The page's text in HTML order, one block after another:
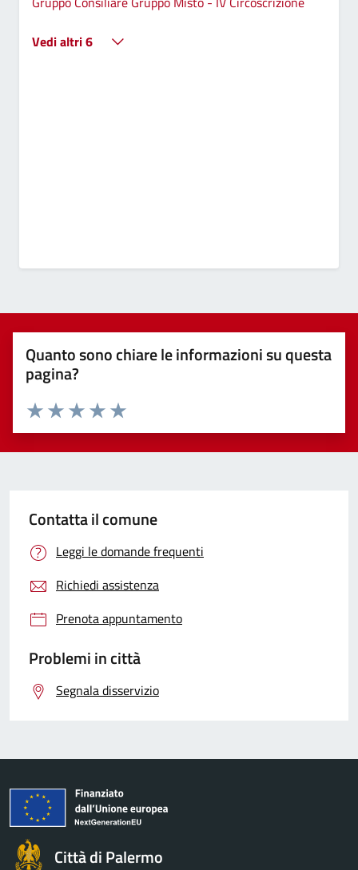
Vedi altri 6
Quanto sono chiare le informazioni su questa
pagina?
Valuta 5 stelle su 5
Valuta 4 stelle su 5
Valuta 3 stelle su 5
Valuta 2 stelle su 5
Valuta 1 stelle su 5
Contatta il comune
Leggi le domande frequenti
Richiedi assistenza
Prenota appuntamento
Problemi in città
Segnala disservizio
Città di Palermo